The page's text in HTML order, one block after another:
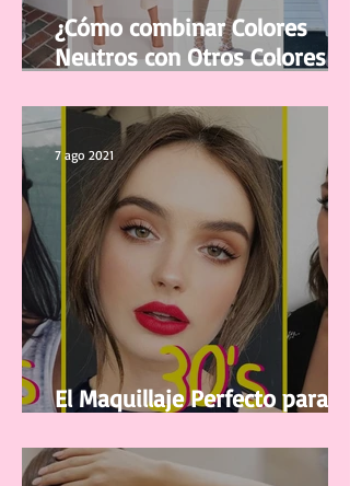
¿Cómo combinar Colores
Neutros con Otros Colores en
El Maquillaje Perfecto para tu
7 ago 2021